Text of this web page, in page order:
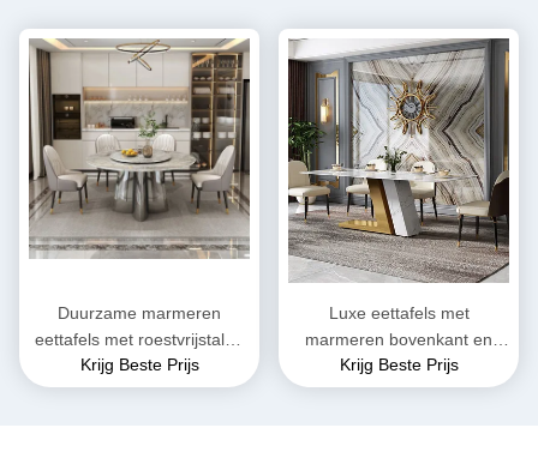
Duurzame marmeren
eettafels met roestvrijstalen
benen - Groothandel
Krijg Beste Prijs
Luxe eettafels met
marmeren bovenkant en
roestvrij staal
Krijg Beste Prijs